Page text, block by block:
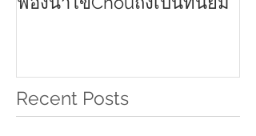
Recent Posts